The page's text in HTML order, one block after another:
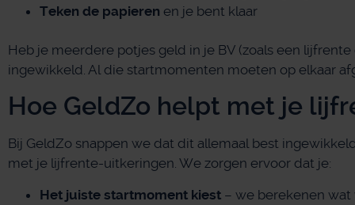
Teken de papieren en je bent klaar
Heb je meerdere potjes geld in je BV (zoals een
ingewikkeld. Al die startmomenten moeten op elkaar
Hoe GeldZo helpt met je
Bij GeldZo snappen we dat dit allemaal best
met je lijfrente-uitkeringen. We zorgen ervoor dat je:
Het juiste startmoment kiest – we berekenen